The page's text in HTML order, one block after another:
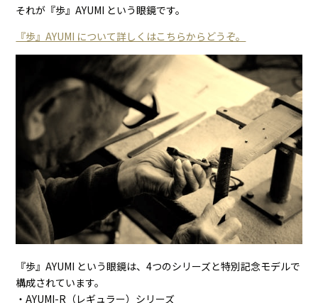
それが『歩』AYUMI という眼鏡です。
『歩』AYUMI について詳しくはこちらからどうぞ。
『歩』AYUMI という眼鏡は、4つのシリーズと特別記念モデルで
構成されています。
・AYUMI-R（レギュラー）シリーズ